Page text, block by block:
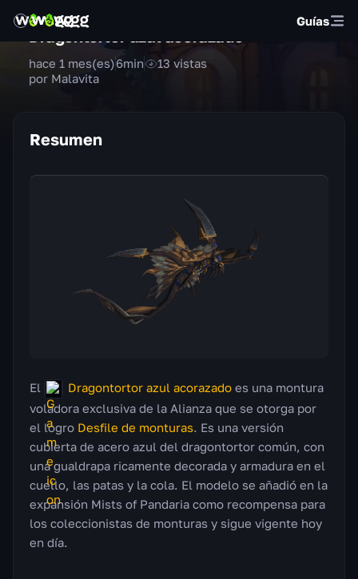
Guías
por Malavita
hace 1 mes(es)6min 13 vistas
Resumen
El Dragontortor azul acorazado es una montura
voladora exclusiva de la Alianza que se otorga por
el logro Desfile de monturas. Es una versión
cubierta de acero azul del dragontortor común, con
una gualdrapa ricamente decorada y armadura en el
cuello, las patas y la cola. El modelo se añadió en la
expansión Mists of Pandaria como recompensa para
los coleccionistas de monturas y sigue vigente hoy
en día.